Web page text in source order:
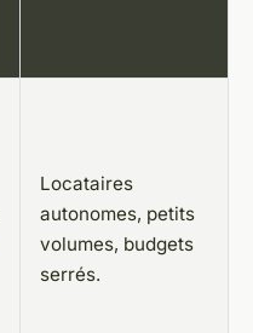
Locataires
autonomes, petits
volumes, budgets
serrés.